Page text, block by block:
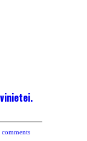
comments